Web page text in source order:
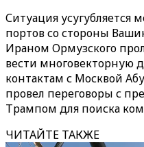
Ситуация усугубляется
портов со стороны
Ираном Ормузского
вести многовекторную
контактам с Москвой
провел переговоры с
Трампом для поиска
ЧИТАЙТЕ ТАКЖЕ